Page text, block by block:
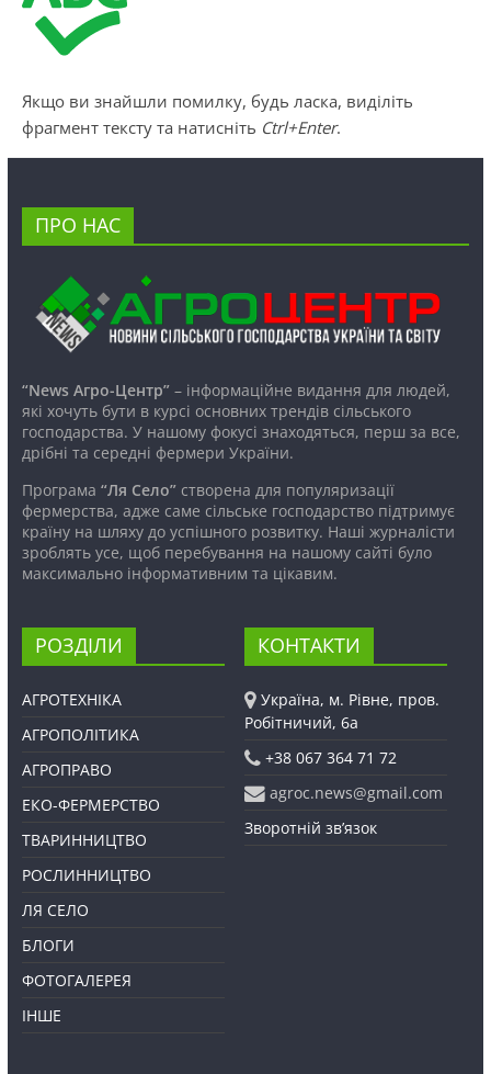
Якщо ви знайшли помилку, будь ласка, виділіть
фрагмент тексту та натисніть Ctrl+Enter.
ПРО НАС
“News Агро-Центр”– інформаційне видання для людей,
які хочуть бути в курсі основних трендів сільського
господарства. У нашому фокусі знаходяться, перш за все,
дрібні та середні фермери України.
Програма “Ля Село”створена для популяризації
фермерства, адже саме сільське господарство підтримує
країну на шляху до успішного розвитку. Наші журналісти
зроблять усе, щоб перебування на нашому сайті було
максимально інформативним та цікавим.
РОЗДІЛИ
АГРОТЕХНІКА
АГРОПОЛІТИКА
АГРОПРАВО
ЕКО-ФЕРМЕРСТВО
ТВАРИННИЦТВО
РОСЛИННИЦТВО
ЛЯ СЕЛО
БЛОГИ
ФОТОГАЛЕРЕЯ
ІНШЕ
КОНТАКТИ
Україна, м. Рівне, пров.
Робітничий, 6а
+38 067 364 71 72
agroc.news@gmail.com
Зворотній зв’язок